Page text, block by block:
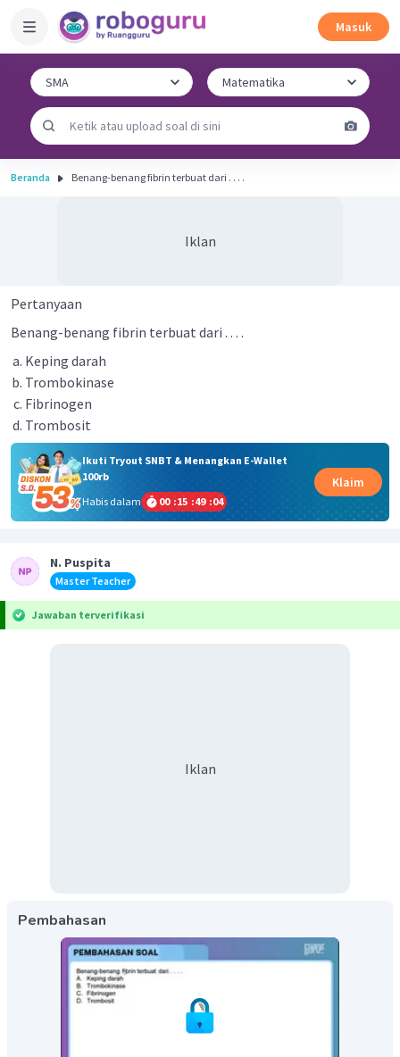
Masuk
Beranda Benang-benang fibrin terbuat dari . . . .
Iklan
Pertanyaan
Benang-benang fibrin terbuat dari . . . .
Keping darah
Trombokinase
Fibrinogen
Trombosit
Ikuti Tryout SNBT & Menangkan E-Wallet
100rb
Habis dalam
00 :15 :49 :04
Klaim
N. Puspita
Master Teacher
Jawaban terverifikasi
Iklan
Pembahasan